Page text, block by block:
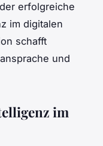
erfolgreiche
im digitalen
schafft
und
im